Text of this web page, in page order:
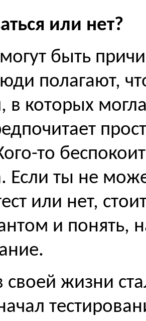
или нет?
быть
полагают,
в которых
то
Если ты не
или нет,
и понять,
жизни